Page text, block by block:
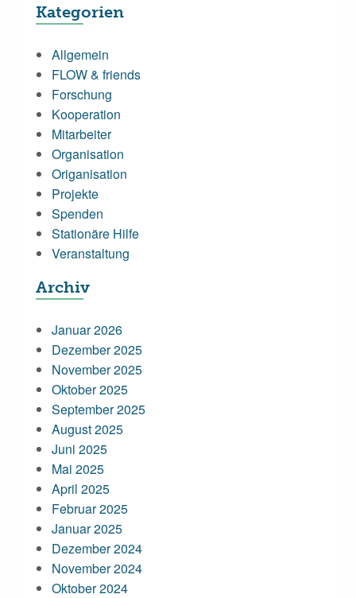
Kategorien
Allgemein
FLOW & friends
Forschung
Kooperation
Mitarbeiter
Organisation
Origanisation
Projekte
Spenden
Stationäre Hilfe
Veranstaltung
Archiv
Januar 2026
Dezember 2025
November 2025
Oktober 2025
September 2025
August 2025
Juni 2025
Mai 2025
April 2025
Februar 2025
Januar 2025
Dezember 2024
November 2024
Oktober 2024